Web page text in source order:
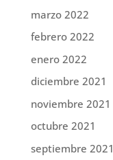
marzo 2022
febrero 2022
enero 2022
diciembre 2021
noviembre 2021
octubre 2021
septiembre 2021